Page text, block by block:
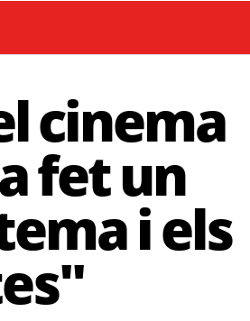
cinema
fet un
i els